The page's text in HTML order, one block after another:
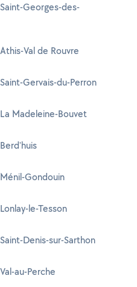
Georges-des-
Val de Rouvre
Gervais-du-Perron
Madeleine-Bouvet
Gondouin
le-Tesson
Denis-sur-Sarthon
au-Perche